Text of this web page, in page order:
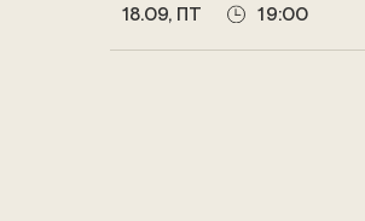
18.09, ПТ 19:00